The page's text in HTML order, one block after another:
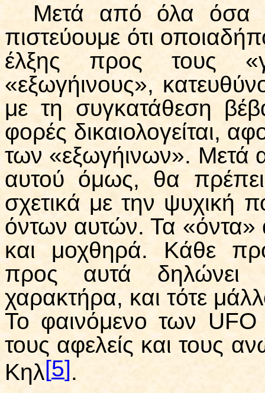
Μετά από όλα όσα
πιστεύουμε ότι
έλξης προς τους
«εξωγήινους»,
με τη συγκατάθεση
φορές δικαιολογείται,
των «εξωγήινων». Μετά
αυτού όμως, θα
σχετικά με την ψυχική
όντων αυτών. Τα «όντα»
και μοχθηρά. Κάθε
προς αυτά δηλώνει
χαρακτήρα, και τότε
Το φαινόμενο των UFΟ
τους αφελείς και τους
Κηλ[5].